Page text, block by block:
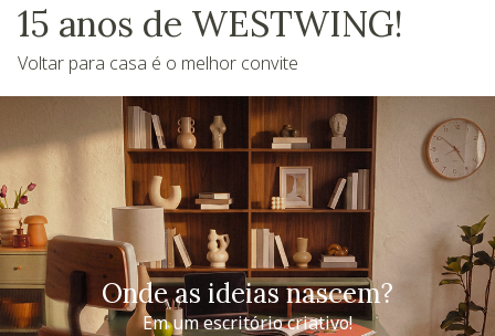
15 anos de WESTWING!
Voltar para casa é o melhor convite
Onde as ideias nascem?
Em um escritório criativo!